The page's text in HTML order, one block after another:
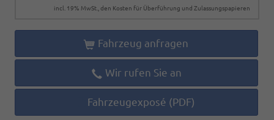
incl. 19% MwSt., den Kosten für Überführung und Zulassungspapieren
Fahrzeug anfragen
Wir rufen Sie an
Fahrzeugexposé (PDF)